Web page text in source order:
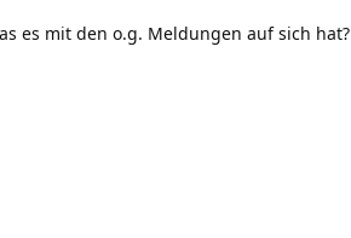
es mit den o.g. Meldungen auf sich hat?